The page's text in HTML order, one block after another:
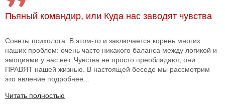
Пьяный командир, или Куда нас заводят чувства
Советы психолога: В этом-то и заключается корень многих
наших проблем: очень часто никакого баланса между логикой и
эмоциями у нас нет. Чувства не просто преобладают, они
ПРАВЯТ нашей жизнью. В настоящей беседе мы рассмотрим
это явление подробнее...
Читать полностью